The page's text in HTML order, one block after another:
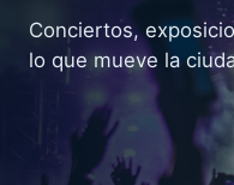
Conciertos,
lo que mueve la